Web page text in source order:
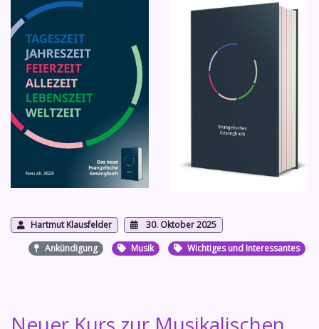
Hartmut Klausfelder
30. Oktober 2025
Ankündigung
Musik Wichtiges und Interessantes